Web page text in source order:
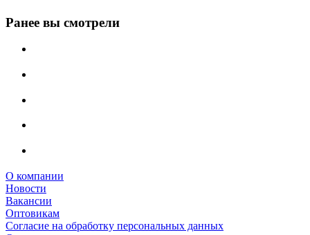
Ранее вы смотрели
О компании
Новости
Вакансии
Оптовикам
Cогласие на обработку персональных данных